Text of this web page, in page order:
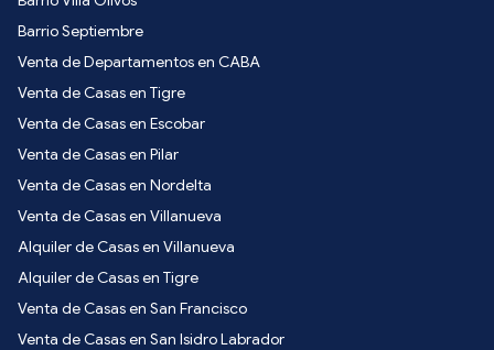
Barrio Septiembre
Venta de Departamentos en CABA
Venta de Casas en Tigre
Venta de Casas en Escobar
Venta de Casas en Pilar
Venta de Casas en Nordelta
Venta de Casas en Villanueva
Alquiler de Casas en Villanueva
Alquiler de Casas en Tigre
Venta de Casas en San Francisco
Venta de Casas en San Isidro Labrador